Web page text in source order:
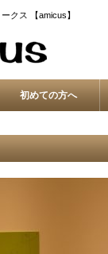
クス 【amicus】
初めての方へ